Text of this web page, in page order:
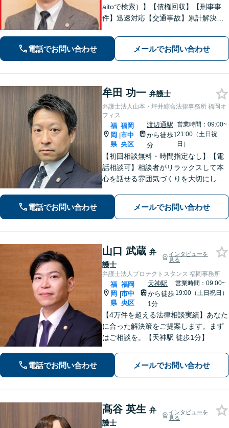
aitoで検索）】【債権回収】【刑事事
件】迅速対応【交通事故】累計解決実
【初回相談無料】【プロ野球選手会公
認代理人】【九州・中国・沖縄対応】
【天神南駅直結】
電話でお問い合わせ メールでお問い合わせ
牟田 功一 弁護士
弁護士法人山本・坪井綜合法律事務所 福岡オ
フィス
福
岡
県
|
福岡
市中
央区
渡辺通駅
から徒歩1
分
営業時間：09:00~
21:00（土日祝
日）
【初回相談無料・時間指定なし】【電
話相談可】相談者がリラックスして本
心を話せる雰囲気づくりを大切にして
件】【刑事事件】の豊富な経験を活か
し、相談者様のお悩み解決に向けサポ
電話でお問い合わせ メールでお問い合わせ
山口 武蔵 弁
護士
インタビューを
見る
弁護士法人プロテクトスタンス 福岡事務所
福
岡
県
|
福岡
市中
央区
天神駅
から徒歩
1分
営業時間：09:00~
19:00（土日祝日）
【4万件を超える法律相談実績】あなた
に合った解決策をご提案します。まず
はご相談を。【天神駅 徒歩1分】
電話でお問い合わせ メールでお問い合わせ
髙谷 英生 弁
護士
インタビューを
見る